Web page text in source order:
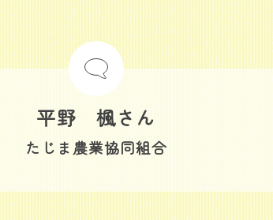
平野 楓さん
たじま農業協同組合